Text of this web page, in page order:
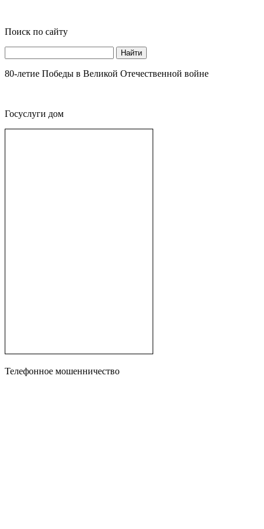
Поиск по сайту
Найти
80-летие Победы в Великой Отечественной войне
Госуслуги дом
Телефонное мошенничество